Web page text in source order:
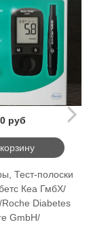
0 руб
Тест-полоски
Кеа ГмбХ/
Diabetes
GmbH/